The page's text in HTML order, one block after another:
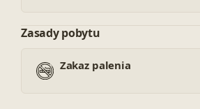
Zasady pobytu
Zakaz palenia